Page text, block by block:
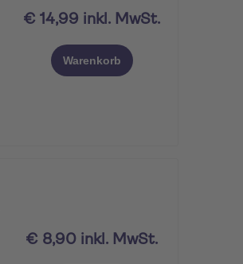
€ 14,99 inkl. MwSt.
Warenkorb
€ 8,90 inkl. MwSt.